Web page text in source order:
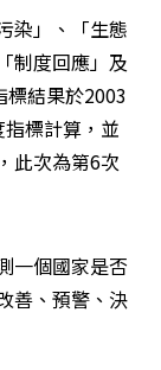
染」、「生態
制度回應」及
標結果於2003
標計算，並
此次為第6次
一個國家是否
善、預警、決